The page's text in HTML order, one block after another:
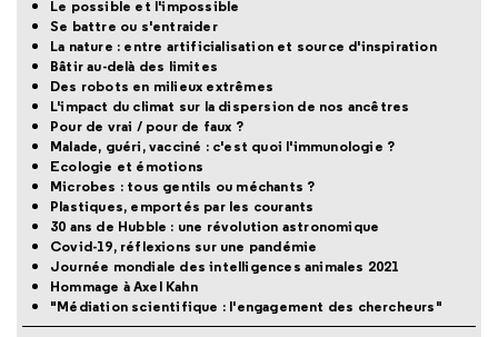
Le possible et l'impossible
Se battre ou s'entraider
La nature : entre artificialisation et source d'inspiration
Bâtir au-delà des limites
Des robots en milieux extrêmes
L'impact du climat sur la dispersion de nos ancêtres
Pour de vrai / pour de faux ?
Malade, guéri, vacciné : c'est quoi l'immunologie ?
Ecologie et émotions
Microbes : tous gentils ou méchants ?
Plastiques, emportés par les courants
30 ans de Hubble : une révolution astronomique
Covid-19, réflexions sur une pandémie
Journée mondiale des intelligences animales 2021
Hommage à Axel Kahn
"Médiation scientifique : l'engagement des chercheurs"